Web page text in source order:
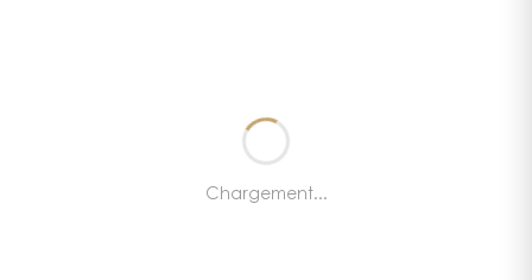
démaquillants ultra-doux aux extraits de
gentiane des Alpes, et les soins multi-intensifs,
signature végétale si reconnaissable.
Chargement...